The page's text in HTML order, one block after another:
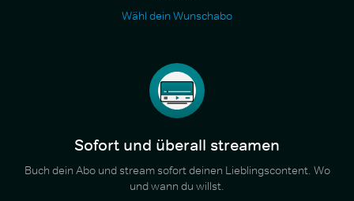
Wähl dein Wunschabo
Sofort und überall streamen
Buch dein Abo und stream sofort deinen Lieblingscontent. Wo
und wann du willst.